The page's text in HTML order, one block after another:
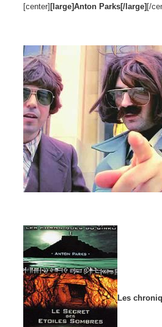
e
s
[center][large]Anton Parks[/large][/
Les